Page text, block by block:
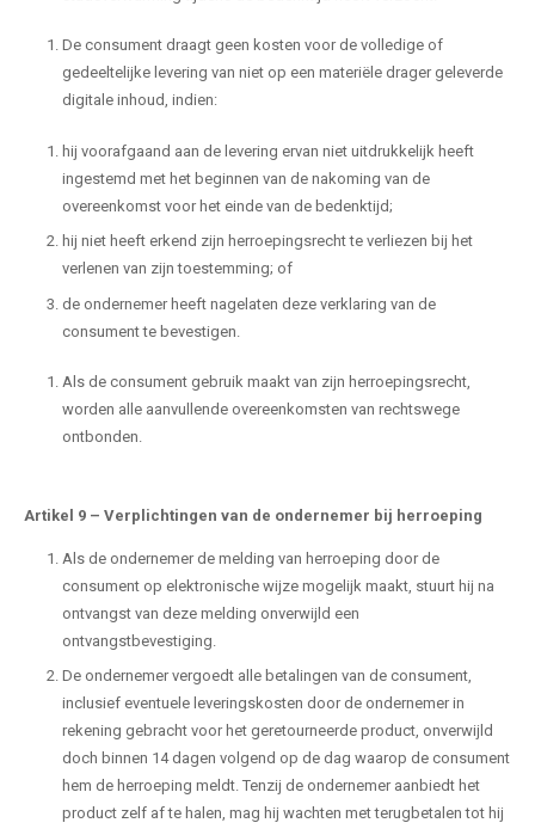
De consument draagt geen kosten voor de volledige of
gedeeltelijke levering van niet op een materiële drager geleverde
digitale inhoud, indien:
hij voorafgaand aan de levering ervan niet uitdrukkelijk heeft
ingestemd met het beginnen van de nakoming van de
overeenkomst voor het einde van de bedenktijd;
hij niet heeft erkend zijn herroepingsrecht te verliezen bij het
verlenen van zijn toestemming; of
de ondernemer heeft nagelaten deze verklaring van de
consument te bevestigen.
Als de consument gebruik maakt van zijn herroepingsrecht,
worden alle aanvullende overeenkomsten van rechtswege
ontbonden.
Artikel 9 – Verplichtingen van de ondernemer bij herroeping
Als de ondernemer de melding van herroeping door de
consument op elektronische wijze mogelijk maakt, stuurt hij na
ontvangst van deze melding onverwijld een
ontvangstbevestiging.
De ondernemer vergoedt alle betalingen van de consument,
inclusief eventuele leveringskosten door de ondernemer in
rekening gebracht voor het geretourneerde product, onverwijld
doch binnen 14 dagen volgend op de dag waarop de consument
hem de herroeping meldt. Tenzij de ondernemer aanbiedt het
product zelf af te halen, mag hij wachten met terugbetalen tot hij